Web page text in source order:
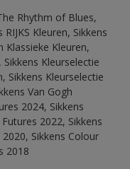
Rhythm of Blues,
Kleuren, Sikkens
Klassieke Kleuren,
Sikkens Kleurselectie
Sikkens Kleurselectie
Van Gogh
2024, Sikkens
2022, Sikkens
Sikkens Colour
2018